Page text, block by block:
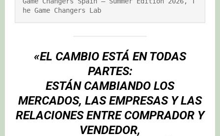
he Game Changers Lab
«EL CAMBIO ESTÁ EN TODAS
PARTES:
ESTÁN CAMBIANDO LOS
MERCADOS, LAS EMPRESAS Y LAS
RELACIONES ENTRE COMPRADOR Y
VENDEDOR,